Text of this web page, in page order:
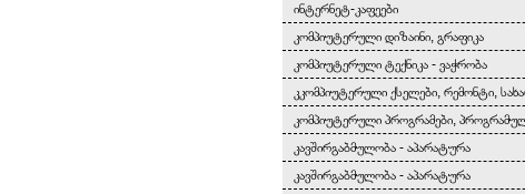
ინტერნეტ-კაფეები
კომპიუტერული დიზაინი, გრაფიკა
კომპიუტერული ტექნიკა - ვაჭრობა
კკომპიუტერული ქსელები, რემონტი,
კომპიუტერული პროგრამები,
კავშირგაბმულობა - აპარატურა
კავშირგაბმულობა - აპარატურა